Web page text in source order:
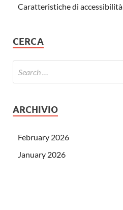
Caratteristiche di accessibilità
CERCA
ARCHIVIO
February 2026
January 2026